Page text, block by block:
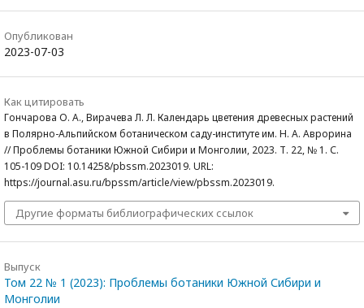
Опубликован
2023-07-03
Как цитировать
Гончарова О. А., Вирачева Л. Л. Календарь цветения древесных растений
в Полярно-Альпийском ботаническом саду-институте им. Н. А. Аврорина
// Проблемы ботаники Южной Сибири и Монголии, 2023. Т. 22, № 1. С.
105-109 DOI: 10.14258/pbssm.2023019. URL:
https://journal.asu.ru/bpssm/article/view/pbssm.2023019.
Другие форматы библиографических ссылок
Выпуск
Том 22 № 1 (2023): Проблемы ботаники Южной Сибири и
Монголии